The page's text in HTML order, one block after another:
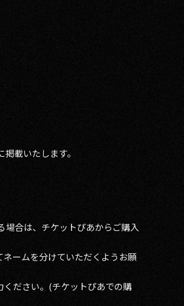
載いたします。
合は、チケットぴあからご購入
ームを分けていただくようお願
ださい。(チケットぴあでの購